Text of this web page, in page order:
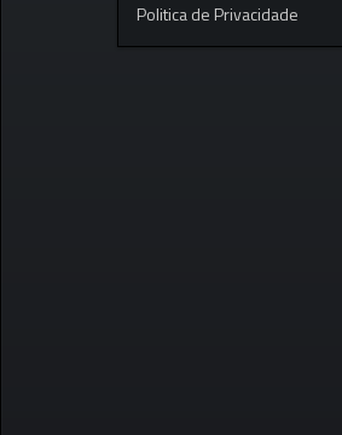
Politica de Privacidade